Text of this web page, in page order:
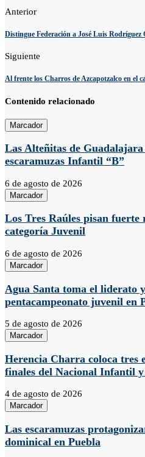
Anterior
Distingue Federación a José Luis
Siguiente
Al frente los Charros de Azcapotzalco en el
Contenido relacionado
Marcador
Las Alteñitas de
escaramuzas Infantil “B”
6 de agosto de 2026
Marcador
Los Tres Raúles pisan
categoría Juvenil
6 de agosto de 2026
Marcador
Agua Santa toma el liderato
pentacampeonato juvenil en
5 de agosto de 2026
Marcador
Herencia Charra coloca tres
finales del Nacional Infantil
4 de agosto de 2026
Marcador
Las escaramuzas
dominical en Puebla